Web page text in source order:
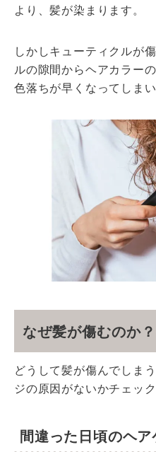
より、髪が染まります。
しかしキューティクルが
ルの隙間からヘアカラー
色落ちが早くなってしまい
なぜ髪が傷むのか
どうして髪が傷んでしま
ジの原因がないかチェッ
間違った日頃のヘア